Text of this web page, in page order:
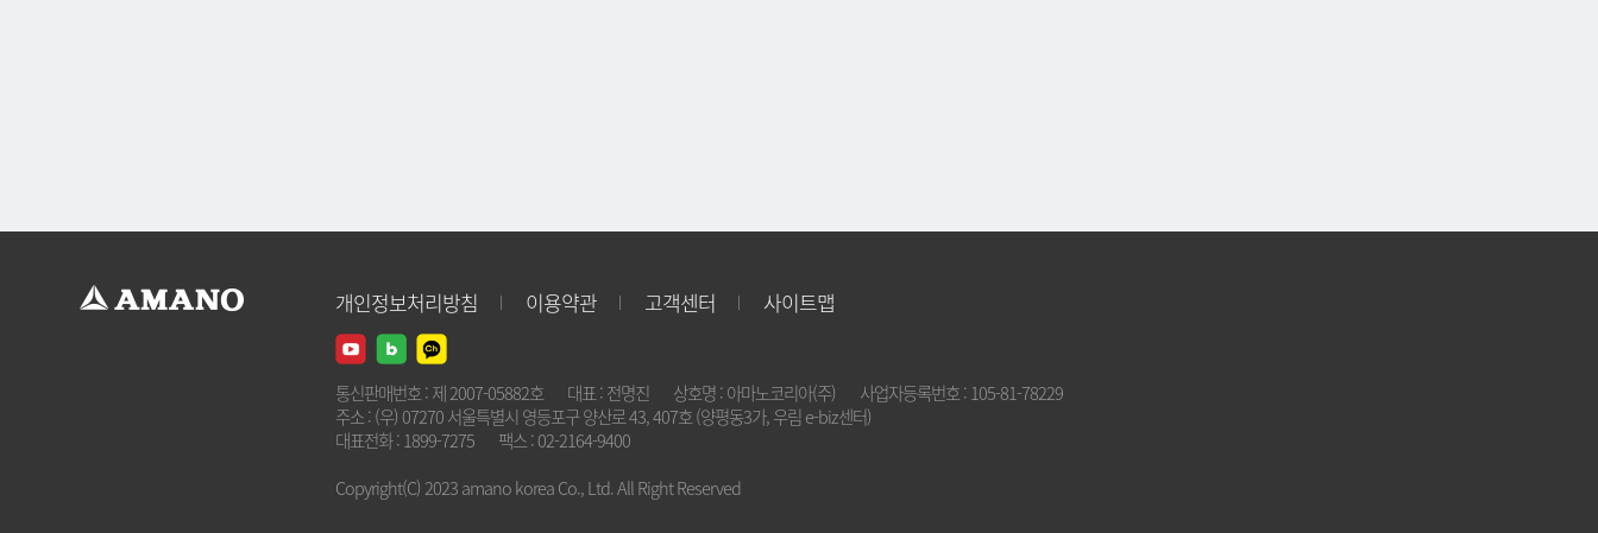
개인정보처리방침 이용약관 고객센터 사이트맵
통신판매번호 : 제 2007-05882호 대표 : 전명진 상호명 : 아마노코리아(주)
사업자등록번호 : 105-81-78229
주소 : (우) 07270 서울특별시 영등포구 양산로 43, 407호 (양평동3가, 우림 e-biz센터)
대표전화 : 1899-7275
팩스 : 02-2164-9400
Copyright(C) 2023 amano korea Co., Ltd. All Right Reserved